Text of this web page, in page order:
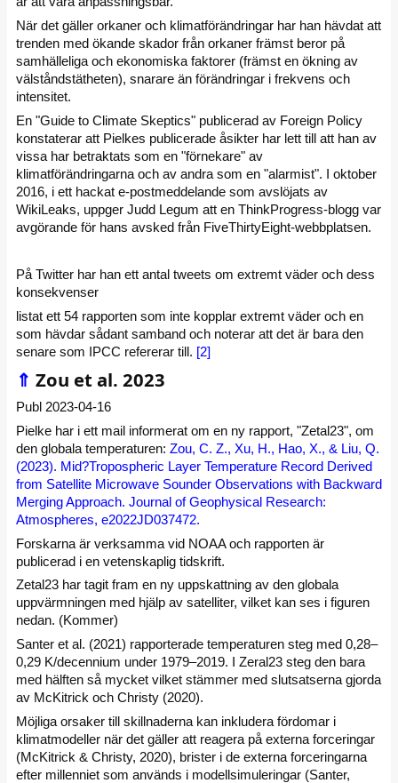
När det gäller orkaner och klimatförändringar har han hävdat att
trenden med ökande skador från orkaner främst beror på
samhälleliga och ekonomiska faktorer (främst en ökning av
välståndstätheten), snarare än förändringar i frekvens och
intensitet.
En "Guide to Climate Skeptics" publicerad av Foreign Policy
konstaterar att Pielkes publicerade åsikter har lett till att han av
vissa har betraktats som en "förnekare" av
klimatförändringarna och av andra som en "alarmist". I oktober
2016, i ett hackat e-postmeddelande som avslöjats av
WikiLeaks, uppger Judd Legum att en ThinkProgress-blogg var
avgörande för hans avsked från FiveThirtyEight-webbplatsen.
På Twitter har han ett antal tweets om extremt väder och dess
konsekvenser
listat ett 54 rapporten som inte kopplar extremt väder och en
som hävdar sådant samband och noterar att det är bara den
senare som IPCC refererar till. [2]
⇑ Zou et al. 2023
Publ 2023-04-16
Pielke har i ett mail informerat om en ny rapport, "Zetal23", om
den globala temperaturen: Zou, C. Z., Xu, H., Hao, X., & Liu, Q.
(2023). Mid?Tropospheric Layer Temperature Record Derived
from Satellite Microwave Sounder Observations with Backward
Merging Approach. Journal of Geophysical Research:
Atmospheres, e2022JD037472.
Forskarna är verksamma vid NOAA och rapporten är
publicerad i en vetenskaplig tidskrift.
Zetal23 har tagit fram en ny uppskattning av den globala
uppvärmningen med hjälp av satelliter, vilket kan ses i figuren
nedan. (Kommer)
Santer et al. (2021) rapporterade temperaturen steg med 0,28–
0,29 K/decennium under 1979–2019. I Zeral23 steg den bara
med hälften så mycket vilket stämmer med slutsatserna gjorda
av McKitrick och Christy (2020).
Möjliga orsaker till skillnaderna kan inkludera fördomar i
klimatmodeller när det gäller att reagera på externa forceringar
(McKitrick & Christy, 2020), brister i de externa forceringarna
efter millenniet som används i modellsimuleringar (Santer,